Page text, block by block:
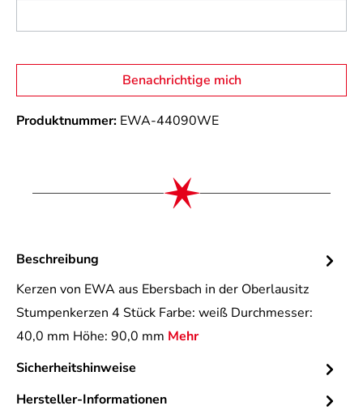
Benachrichtige mich
Produktnummer: EWA-44090WE
Beschreibung
Kerzen von EWA aus Ebersbach in der Oberlausitz
Stumpenkerzen 4 Stück Farbe: weiß Durchmesser:
40,0 mm Höhe: 90,0 mm Mehr
Sicherheitshinweise
Hersteller-Informationen